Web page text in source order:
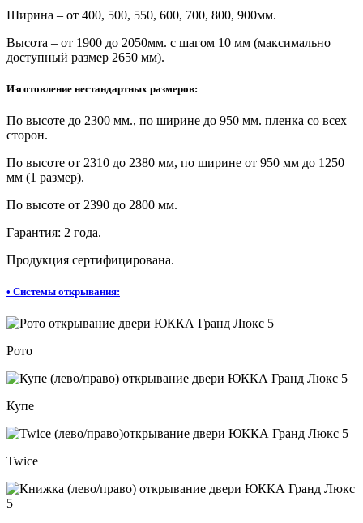
Ширина – от 400, 500, 550, 600, 700, 800, 900мм.
Высота – от 1900 до 2050мм. с шагом 10 мм (максимально
доступный размер 2650 мм).
Изготовление нестандартных размеров:
По высоте до 2300 мм., по ширине до 950 мм. пленка со всех
сторон.
По высоте от 2310 до 2380 мм, по ширине от 950 мм до 1250
мм (1 размер).
По высоте от 2390 до 2800 мм.
Гарантия: 2 года.
Продукция сертифицирована.
• Системы открывания:
Рото
Купе
Twice